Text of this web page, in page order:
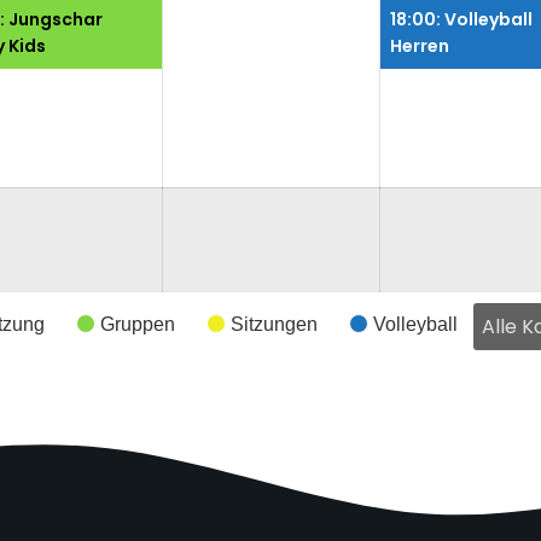
Jungschar
Kids
August
2026
18:00: Volleyball
Herren
Gruppen Sitzungen Volleyball Alle